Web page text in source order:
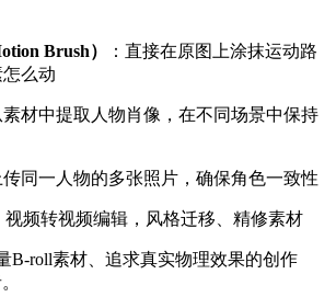
Brush）
：直接在原图上涂抹运动路
么动
素材中提取人物肖像，在不同场景中保持
传同一人物的多张照片，确保角色一致性
视频转视频编辑，风格迁移、精修素材
B-roll素材、追求真实物理效果的创作